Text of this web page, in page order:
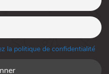
la politique de confidentialité